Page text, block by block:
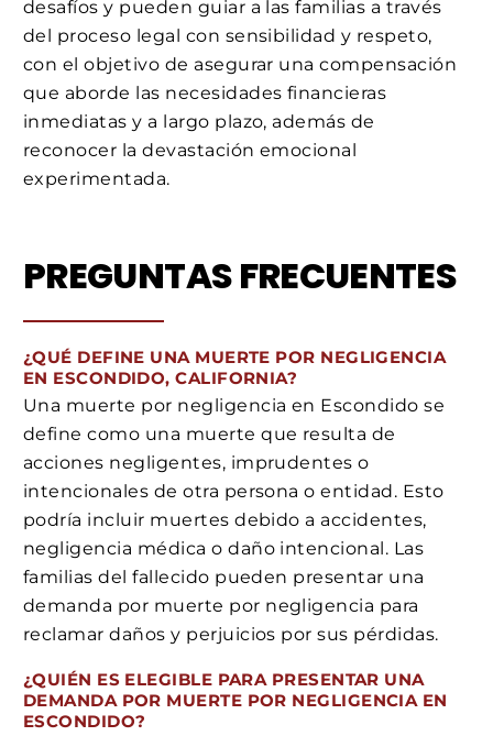
desafíos y pueden guiar a las familias a través
del proceso legal con sensibilidad y respeto,
con el objetivo de asegurar una compensación
que aborde las necesidades financieras
inmediatas y a largo plazo, además de
reconocer la devastación emocional
experimentada.
PREGUNTAS FRECUENTES
¿QUÉ DEFINE UNA MUERTE POR NEGLIGENCIA
EN ESCONDIDO, CALIFORNIA?
Una muerte por negligencia en Escondido se
define como una muerte que resulta de
acciones negligentes, imprudentes o
intencionales de otra persona o entidad. Esto
podría incluir muertes debido a accidentes,
negligencia médica o daño intencional. Las
familias del fallecido pueden presentar una
demanda por muerte por negligencia para
reclamar daños y perjuicios por sus pérdidas.
¿QUIÉN ES ELEGIBLE PARA PRESENTAR UNA
DEMANDA POR MUERTE POR NEGLIGENCIA EN
ESCONDIDO?